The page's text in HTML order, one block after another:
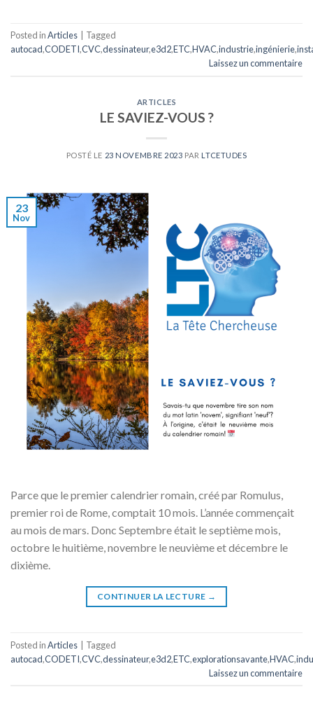
Posted inArticles
Tagged
autocad,CODETI,CVC,dessinateur,e3d2,ETC,HVAC,industrie,ingénierie,
Laissez un commentaire
ARTICLES
LE SAVIEZ-VOUS ?
POSTÉ LE 23 NOVEMBRE 2023 PAR LTCETUDES
23
Nov
Parce que le premier calendrier romain, créé par Romulus,
premier roi de Rome, comptait 10 mois. L’année commençait
au mois de mars. Donc Septembre était le septième mois,
octobre le huitième, novembre le neuvième et décembre le
dixième.
CONTINUER LA LECTURE →
Posted inArticles | Tagged
autocad,CODETI,CVC,dessinateur,e3d2,ETC,explorationsavante,HVAC,
Laissez un commentaire